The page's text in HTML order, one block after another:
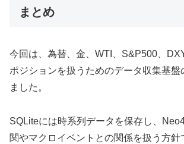
まとめ
今回は、為替、金、WTI、S&P500、
ポジションを扱うためのデータ収集基盤
ました。
SQLiteには時系列データを保存し、
関やマクロイベントとの関係を扱う方針